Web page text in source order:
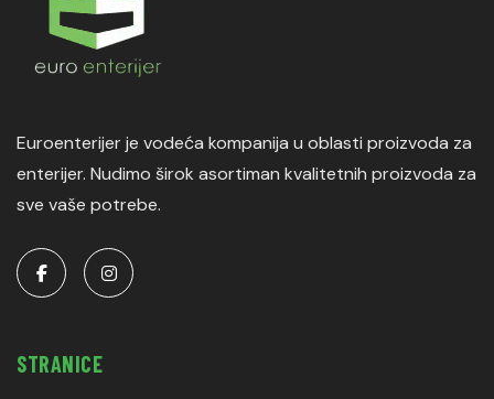
Euroenterijer je vodeća kompanija u oblasti proizvoda za
enterijer. Nudimo širok asortiman kvalitetnih proizvoda za
sve vaše potrebe.
STRANICE